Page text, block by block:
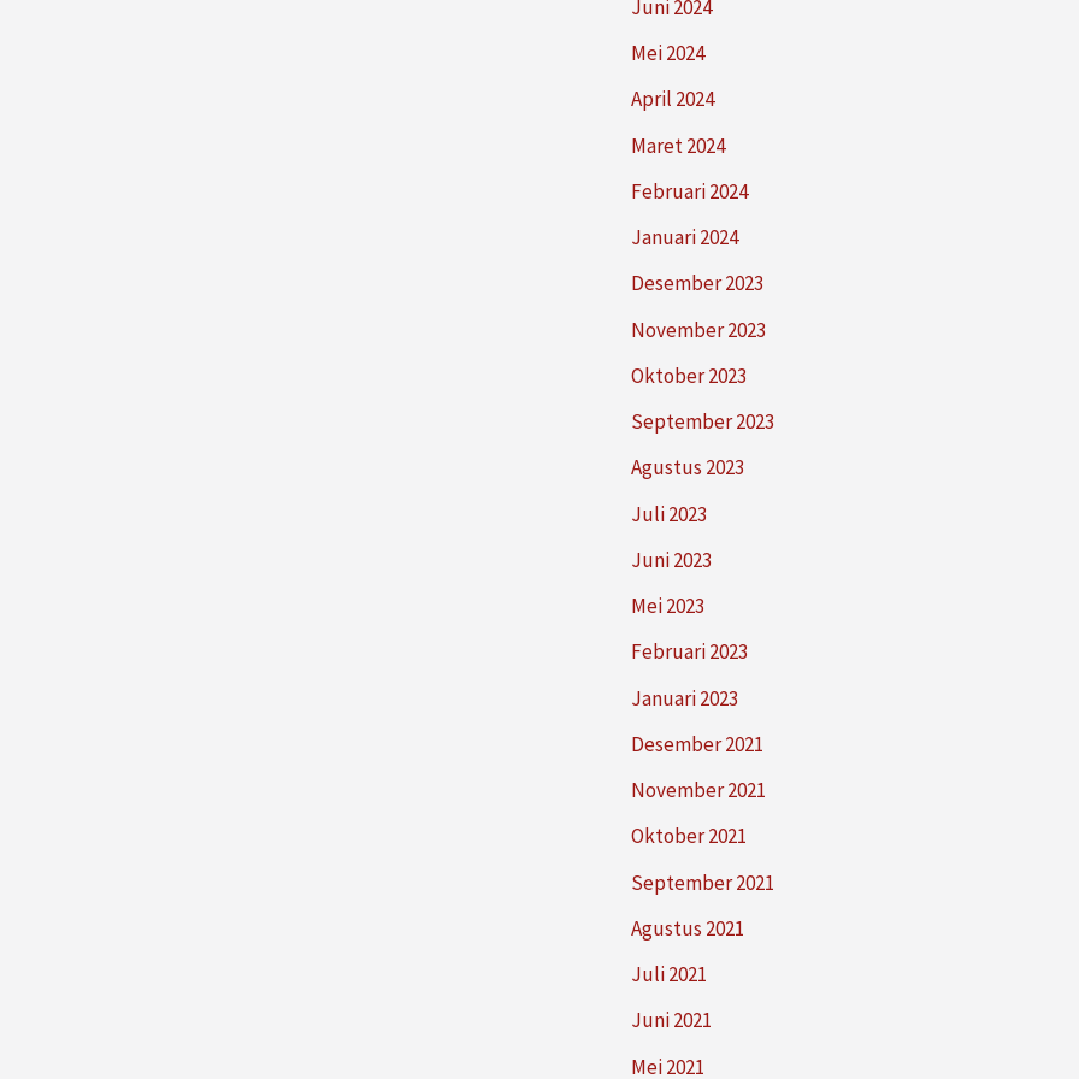
Juni 2024
Mei 2024
April 2024
Maret 2024
Februari 2024
Januari 2024
Desember 2023
November 2023
Oktober 2023
September 2023
Agustus 2023
Juli 2023
Juni 2023
Mei 2023
Februari 2023
Januari 2023
Desember 2021
November 2021
Oktober 2021
September 2021
Agustus 2021
Juli 2021
Juni 2021
Mei 2021